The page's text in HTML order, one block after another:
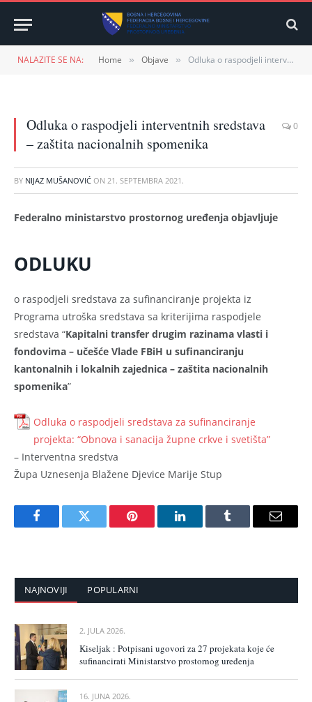
NALAZITE SE NA: Home » Objave » Odluka o raspodjeli interventnih sredstava – zaštita nacionalnih spomenika
Odluka o raspodjeli interventnih sredstava
– zaštita nacionalnih spomenika
0
BY NIJAZ MUŠANOVIĆ ON 21. SEPTEMBRA 2021.
Federalno ministarstvo prostornog uređenja objavljuje
ODLUKU
o raspodjeli sredstava za sufinanciranje projekta iz
Programa utroška sredstava sa kriterijima raspodjele
sredstava “Kapitalni transfer drugim razinama vlasti i
fondovima – učešće Vlade FBiH u sufinanciranju
kantonalnih i lokalnih zajednica – zaštita nacionalnih
spomenika”
Odluka o raspodjeli sredstava za sufinanciranje
projekta: “Obnova i sanacija župne crkve i svetišta”
– Interventna sredstva
Župa Uznesenja Blažene Djevice Marije Stup
FacebookTwitter Pinterest LinkedInTumblr Email
NAJNOVIJI POPULARNI
2. JULA 2026.
Kiseljak : Potpisani ugovori za 27 projekata koje će
sufinancirati Ministarstvo prostornog uređenja
16. JUNA 2026.